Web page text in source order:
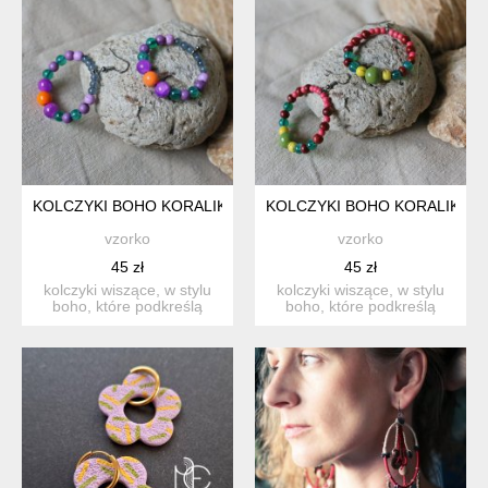
KOLCZYKI BOHO KORALIKOWE
vzorko
45 zł
kolczyki wiszące, w stylu
boho, które podkreślą
KOLCZYKI BOHO
vzorko
45 zł
kolczyki wiszące, w stylu
boho, które podkreślą